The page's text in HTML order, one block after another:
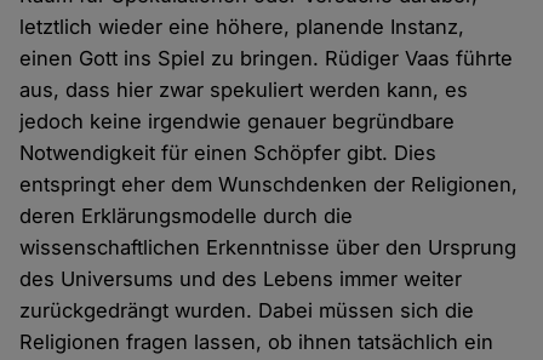
letztlich wieder eine höhere, planende Instanz,
einen Gott ins Spiel zu bringen. Rüdiger Vaas führte
aus, dass hier zwar spekuliert werden kann, es
jedoch keine irgendwie genauer begründbare
Notwendigkeit für einen Schöpfer gibt. Dies
entspringt eher dem Wunschdenken der Religionen,
deren Erklärungsmodelle durch die
wissenschaftlichen Erkenntnisse über den Ursprung
des Universums und des Lebens immer weiter
zurückgedrängt wurden. Dabei müssen sich die
Religionen fragen lassen, ob ihnen tatsächlich ein